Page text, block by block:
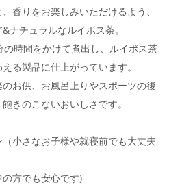
香りをお楽しみいただけるよう、
ナチュラルなルイボス茶。
時間をかけて煮出し、ルイボス茶
る製品に仕上がっています。
お供、お風呂上りやスポーツの後
きのこないおいしさです。
小さなお子様や就寝前でも大丈夫
の方でも安心です)